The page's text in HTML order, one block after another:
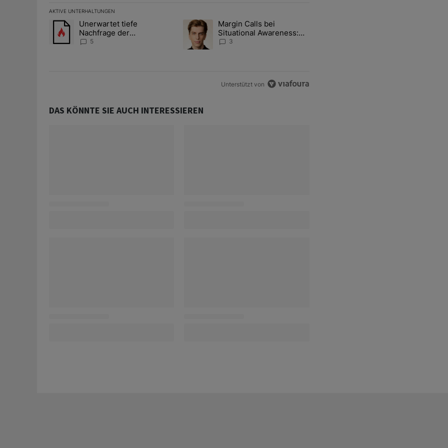
AKTIVE UNTERHALTUNGEN
Das Folgende ist eine Liste der am meisten kommentierten Artikel der letzten 7 days.
Ein Trendartikel mit dem Titel "Unerwartet tiefe Nachfrage der Zentralbanken könnte Goldpreis weiter belasten" mit 5
Unerwartet tiefe
Nachfrage der
Zentralbanken könnte
5
Ein Trendartikel mit dem Titel "Margin Calls bei Situational Awareness: Alles
Margin Calls bei
Situational Awareness:
Alles über den Retter-
3
Unterstützt von
DAS KÖNNTE SIE AUCH INTERESSIEREN